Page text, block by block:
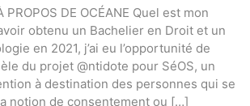
PROPOS DE OCÉANE Quel est mon
obtenu un Bachelier en Droit et un
en 2021, j’ai eu l’opportunité de
du projet @ntidote pour SéOS, un
à destination des personnes qui se
notion de consentement ou […]